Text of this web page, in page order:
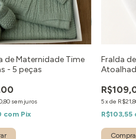
de Maternidade Time
- 5 peças
sem juros
com Pix
Fralda
5xde
R$103,55